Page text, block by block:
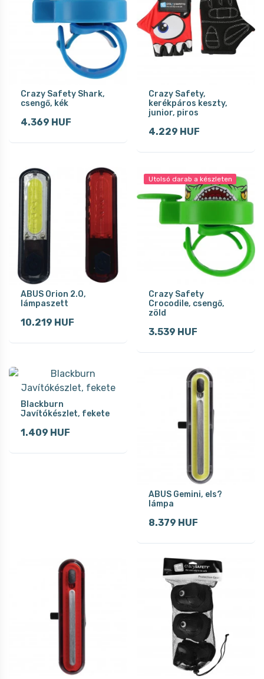
Crazy Safety Shark,
csengő, kék
4.369 HUF
Crazy Safety,
kerékpáros keszty,
junior, piros
4.229 HUF
ABUS Orion 2.0,
lámpaszett
10.219 HUF
Utolsó darab a készleten
Crazy Safety
Crocodile, csengő,
zöld
3.539 HUF
Blackburn
Javítókészlet, fekete
1.409 HUF
ABUS Gemini, els?
lámpa
8.379 HUF